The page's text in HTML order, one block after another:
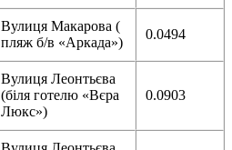
Вулиця Макарова (
пляж б/в «Аркада»)
0.0494
Вулиця Леонтьєва
(біля готелю «Вєра
Люкс»)
0.0903